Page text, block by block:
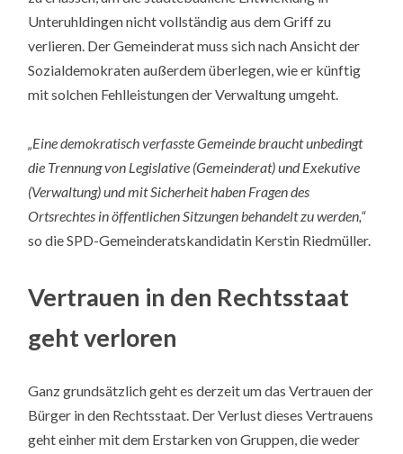
Unteruhldingen nicht vollständig aus dem Griff zu
verlieren. Der Gemeinderat muss sich nach Ansicht der
Sozialdemokraten außerdem überlegen, wie er künftig
mit solchen Fehlleistungen der Verwaltung umgeht.
„Eine demokratisch verfasste Gemeinde braucht unbedingt
die Trennung von Legislative (Gemeinderat) und Exekutive
(Verwaltung) und mit Sicherheit haben Fragen des
Ortsrechtes in öffentlichen Sitzungen behandelt zu werden,“
so die SPD-Gemeinderatskandidatin Kerstin Riedmüller.
Vertrauen in den Rechtsstaat
geht verloren
Ganz grundsätzlich geht es derzeit um das Vertrauen der
Bürger in den Rechtsstaat. Der Verlust dieses Vertrauens
geht einher mit dem Erstarken von Gruppen, die weder